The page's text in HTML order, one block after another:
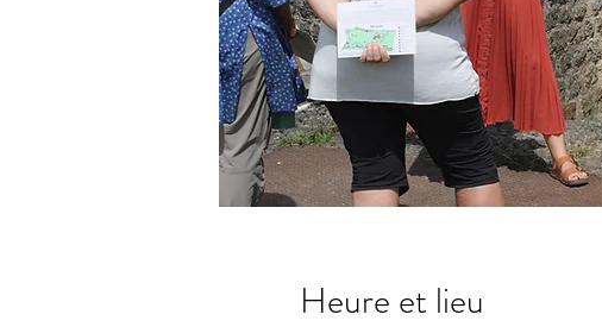
Heure et lieu